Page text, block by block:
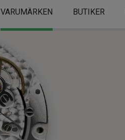
VARUMÄRKEN BUTIKER